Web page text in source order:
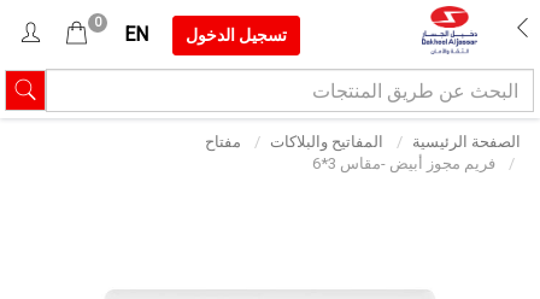
تسجيل الدخول EN
0
الصفحة الرئيسية المفاتيح والبلاكات
مفتاح
فريم مجوز أبيض -مقاس 3*6